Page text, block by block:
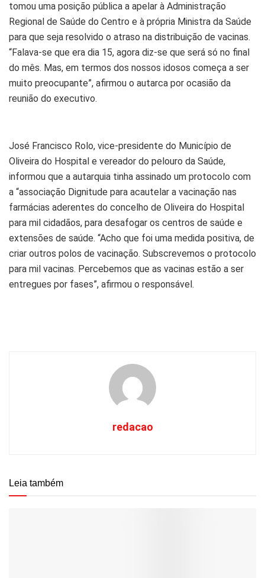
tomou uma posição pública a apelar à Administração
Regional de Saúde do Centro e à própria Ministra da Saúde
para que seja resolvido o atraso na distribuição de vacinas.
“Falava-se que era dia 15, agora diz-se que será só no final
do mês. Mas, em termos dos nossos idosos começa a ser
muito preocupante”, afirmou o autarca por ocasião da
reunião do executivo.
José Francisco Rolo, vice-presidente do Município de
Oliveira do Hospital e vereador do pelouro da Saúde,
informou que a autarquia tinha assinado um protocolo com
a “associação Dignitude para acautelar a vacinação nas
farmácias aderentes do concelho de Oliveira do Hospital
para mil cidadãos, para desafogar os centros de saúde e
extensões de saúde. “Acho que foi uma medida positiva, de
criar outros polos de vacinação. Subscrevemos o protocolo
para mil vacinas. Percebemos que as vacinas estão a ser
entregues por fases”, afirmou o responsável.
redacao
Leia também